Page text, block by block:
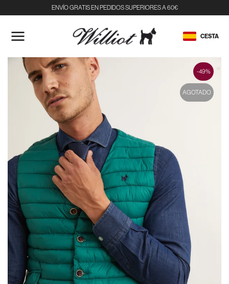
CONTENIDO
ENVÍO GRATIS EN PEDIDOS SUPERIORES A 60€
CESTA
-49%
AGOTADO